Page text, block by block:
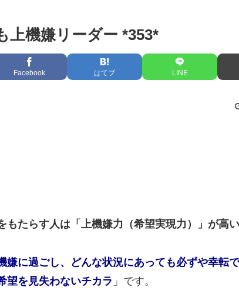
上機嫌リーダー *353*
Facebook はてブ LINE
もたらす人は「上機嫌力（希望実現力）」が高
嫌に過ごし、どんな状況にあっても必ずや幸転
望を見失わないチカラ 」です。